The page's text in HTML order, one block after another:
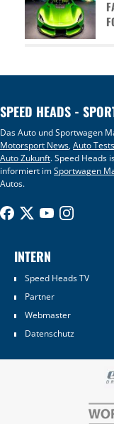
SPEED HEADS -
Das Auto und Sportwagen
Motorsport News,Auto Tests
Auto Zukunft. Speed Heads
informiert imSportwagen
Autos.
INTERN
Speed Heads TV
Partner
Webmaster
Datenschutz